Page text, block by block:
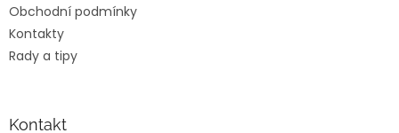
Obchodní podmínky
Kontakty
Rady a tipy
Kontakt